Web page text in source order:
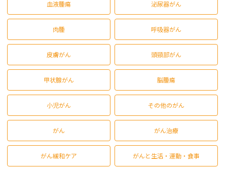
血液腫瘍 泌尿器がん
肉腫 呼吸器がん
皮膚がん 頭頸部がん
甲状腺がん 脳腫瘍
小児がん その他のがん
がん がん治療
がん緩和ケア がんと生活・運動・食事